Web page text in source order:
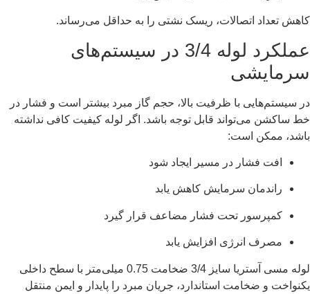
کاهش تعداد اتصالات، ریسک نشتی را به حداقل می‌رساند.
عملکرد لوله 3/4 در سیستم‌های
سرمایشی
در سیستم‌هایی با ظرفیت بالا، حجم گاز مبرد بیشتر است و فشار در
خط ساکشن می‌تواند قابل توجه باشد. اگر لوله کیفیت کافی نداشته
باشد، ممکن است:
افت فشار در مسیر ایجاد شود
راندمان سرمایش کاهش یابد
کمپرسور تحت فشار مضاعف قرار گیرد
مصرف انرژی افزایش یابد
لوله مسی آستریا سایز 3/4 ضخامت 0.75 میلی‌متر با سطح داخلی
یکنواخت و ضخامت استاندارد، جریان مبرد را پایدار و ایمن منتقل